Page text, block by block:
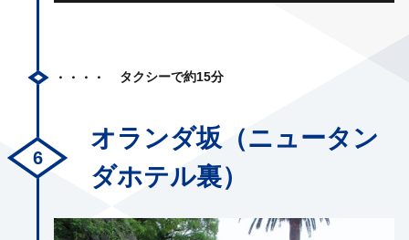
タクシーで約15分
オランダ坂（ニュータン
ダホテル裏）